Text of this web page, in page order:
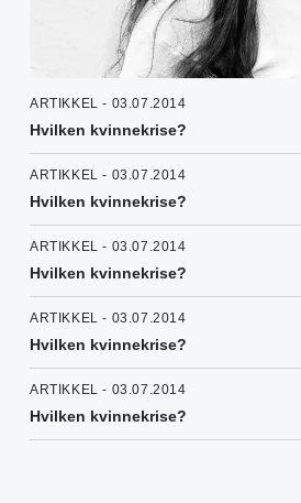
ARTIKKEL - 03.07.2014
Hvilken kvinnekrise?
ARTIKKEL - 03.07.2014
Hvilken kvinnekrise?
ARTIKKEL - 03.07.2014
Hvilken kvinnekrise?
ARTIKKEL - 03.07.2014
Hvilken kvinnekrise?
ARTIKKEL - 03.07.2014
Hvilken kvinnekrise?